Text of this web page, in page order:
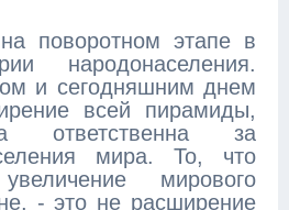
поворотном этапе в
народонаселения.
и сегодняшним днем
всей пирамиды,
ответственна за
мира. То, что
мирового
- это не расширение